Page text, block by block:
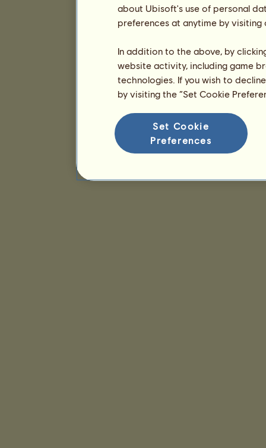
about Ubisoft's use of personal
preferences at anytime by
In addition to the above, by
website activity, including game
technologies. If you wish to
by visiting the “Set Cookie
Set Cookie
Preferences